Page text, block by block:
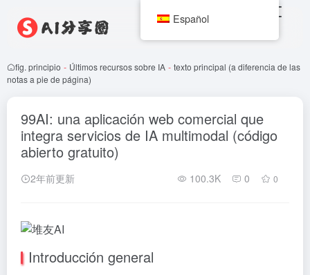
fig. principio - Últimos recursos sobre IA - texto principal (a diferencia de las
notas a pie de página)
99AI: una aplicación web comercial que
integra servicios de IA multimodal (código
abierto gratuito)
2年前更新 100.3K 0 0
Introducción general
Español